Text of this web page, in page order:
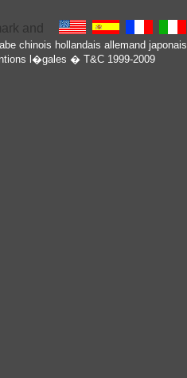
chinois hollandais allemand japonais
l�gales � T&C 1999-2009